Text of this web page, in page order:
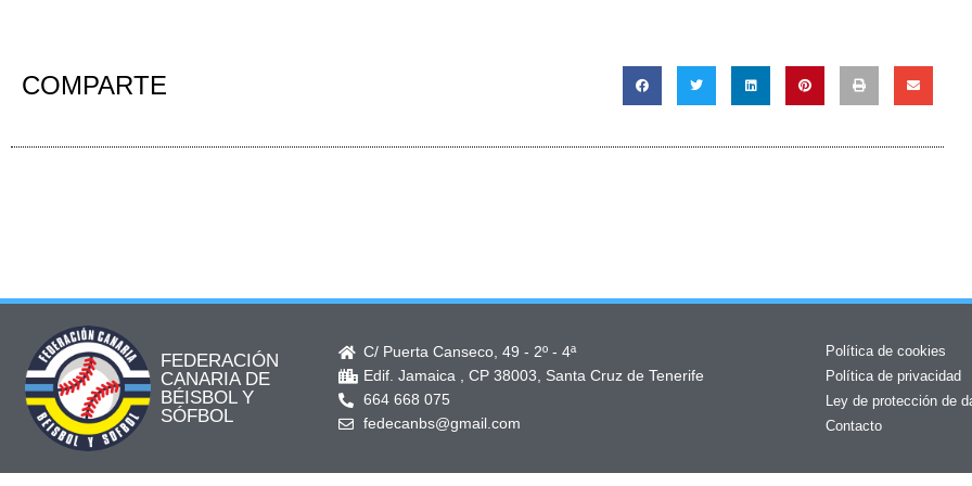
COMPARTE
FEDERACIÓN
CANARIA DE
BÉISBOL Y
SÓFBOL
C/ Puerta Canseco, 49 - 2º - 4ª
Edif. Jamaica , CP 38003, Santa Cruz de Tenerife
664 668 075
fedecanbs@gmail.com
Política de cookies
Política de privacidad
Ley de protección de
Contacto